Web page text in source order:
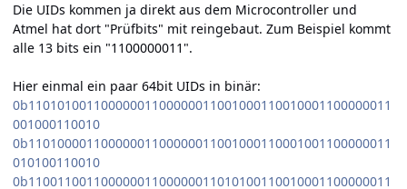
Die UIDs kommen ja direkt aus dem Microcontroller und
Atmel hat dort "Prüfbits" mit reingebaut. Zum Beispiel kommt
alle 13 bits ein "1100000011".
Hier einmal ein paar 64bit UIDs in binär:
0b11010100110000001100000011001000110010001100000011
001000110010
0b11010000110000001100000011001000110001001100000011
010100110010
0b11001100110000001100000011010100110010001100000011